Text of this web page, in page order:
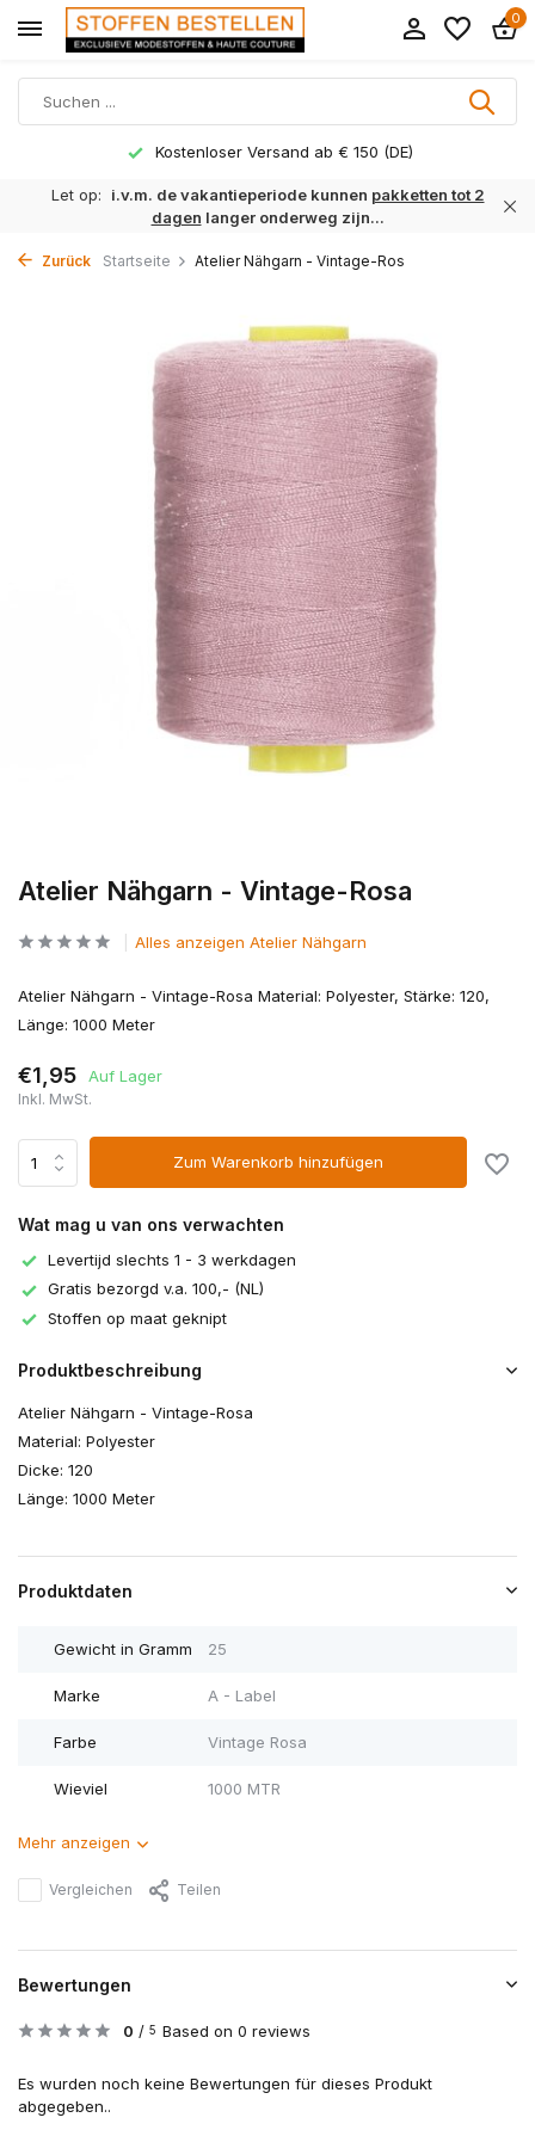
0
Kostenloser Versand ab € 150 (DE)
Let op: i.v.m. de vakantieperiode kunnen pakketten tot 2
dagen langer onderweg zijn...
Zurück Startseite Atelier Nähgarn - Vintage-Ros
Atelier Nähgarn - Vintage-Rosa
Alles anzeigen Atelier Nähgarn
Atelier Nähgarn - Vintage-Rosa Material: Polyester, Stärke: 120,
Länge: 1000 Meter
€1,95 Auf Lager
Inkl. MwSt.
Zum Warenkorb hinzufügen
Wat mag u van ons verwachten
Levertijd slechts 1 - 3 werkdagen
Gratis bezorgd v.a. 100,- (NL)
Stoffen op maat geknipt
Produktbeschreibung
Atelier Nähgarn - Vintage-Rosa
Material: Polyester
Dicke: 120
Länge: 1000 Meter
Produktdaten
Gewicht in Gramm 25
Marke A - Label
Farbe Vintage Rosa
Wieviel 1000 MTR
Mehr anzeigen
Vergleichen Teilen
Bewertungen
0 / 5 Based on 0 reviews
Es wurden noch keine Bewertungen für dieses Produkt
abgegeben..